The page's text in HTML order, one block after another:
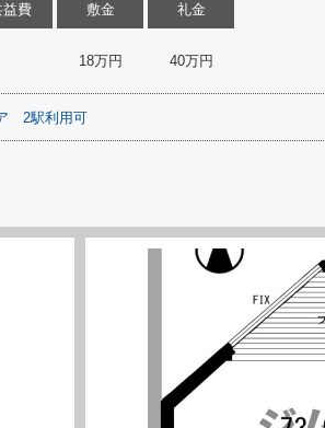
費 敷金
18万円
礼金
40万円
2駅利用可